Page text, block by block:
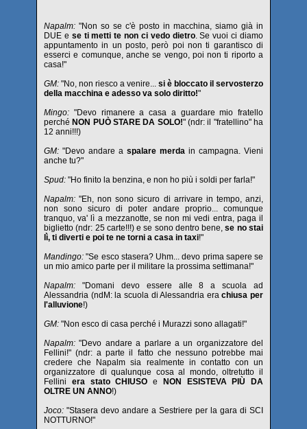
Napalm: "Non so se c'è posto in macchina, siamo già in
DUE e se ti metti te non ci vedo dietro. Se vuoi ci diamo
appuntamento in un posto, però poi non ti garantisco di
esserci e comunque, anche se vengo, poi non ti riporto a
casa!"
GM: "No, non riesco a venire... si è bloccato il servosterzo
della macchina e adesso va solo diritto!"
Mingo: "Devo rimanere a casa a guardare mio fratello
perché NON PUÒ STARE DA SOLO!" (ndr: il "fratellino" ha
12 anni!!!)
GM: "Devo andare a spalare merda in campagna. Vieni
anche tu?"
Spud: "Ho finito la benzina, e non ho più i soldi per farla!"
Napalm: "Eh, non sono sicuro di arrivare in tempo, anzi,
non sono sicuro di poter andare proprio... comunque
tranquo, va' lì a mezzanotte, se non mi vedi entra, paga il
biglietto (ndr: 25 carte!!!) e se sono dentro bene,se no stai
lì, ti diverti e poi te ne torni a casa in taxi!"
Mandingo: "Se esco stasera? Uhm... devo prima sapere se
un mio amico parte per il militare la prossima settimana!"
Napalm: "Domani devo essere alle 8 a scuola ad
Alessandria (ndM: la scuola di Alessandria erachiusa per
l'alluvione!)
GM: "Non esco di casa perché i Murazzi sono allagati!"
Napalm: "Devo andare a parlare a un organizzatore del
Fellini!" (ndr: a parte il fatto che nessuno potrebbe mai
credere che Napalm sia realmente in contatto con un
organizzatore di qualunque cosa al mondo, oltretutto il
Fellini era stato CHIUSO e NON ESISTEVA PIÙ DA
OLTRE UN ANNO!)
Joco: "Stasera devo andare a Sestriere per la gara di SCI
NOTTURNO!"